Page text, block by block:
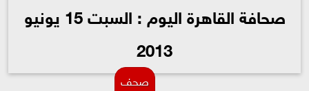
صحافة القاهرة اليوم : السبت 15 يونيو
2013
صحف